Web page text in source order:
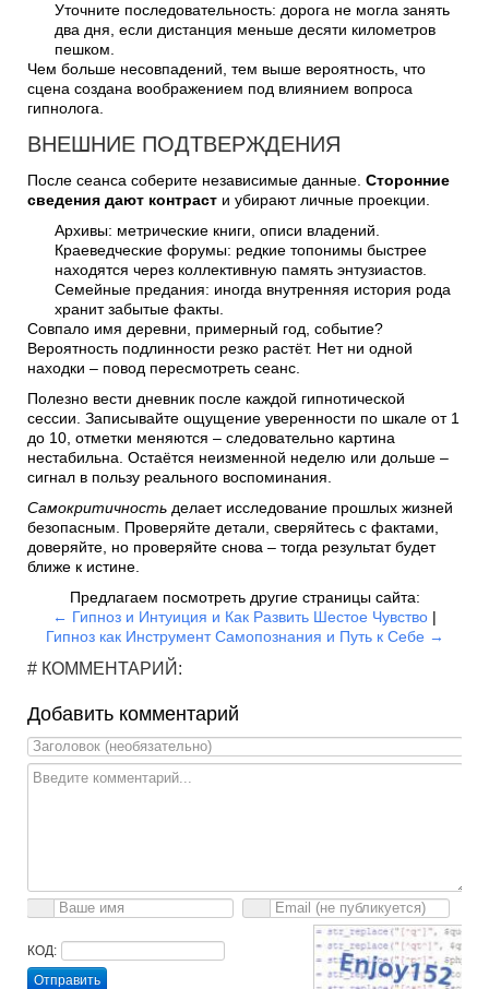
Уточните последовательность: дорога не могла занять
два дня, если дистанция меньше десяти километров
пешком.
Чем больше несовпадений, тем выше вероятность, что
сцена создана воображением под влиянием вопроса
гипнолога.
ВНЕШНИЕ ПОДТВЕРЖДЕНИЯ
После сеанса соберите независимые данные. Сторонние
сведения дают контраст и убирают личные проекции.
Архивы: метрические книги, описи владений.
Краеведческие форумы: редкие топонимы быстрее
находятся через коллективную память энтузиастов.
Семейные предания: иногда внутренняя история рода
хранит забытые факты.
Совпало имя деревни, примерный год, событие?
Вероятность подлинности резко растёт. Нет ни одной
находки – повод пересмотреть сеанс.
Полезно вести дневник после каждой гипнотической
сессии. Записывайте ощущение уверенности по шкале от 1
до 10, отметки меняются – следовательно картина
нестабильна. Остаётся неизменной неделю или дольше –
сигнал в пользу реального воспоминания.
Самокритичность делает исследование прошлых жизней
безопасным. Проверяйте детали, сверяйтесь с фактами,
доверяйте, но проверяйте снова – тогда результат будет
ближе к истине.
Предлагаем посмотреть другие страницы сайта:
← Гипноз и Интуиция и Как Развить Шестое Чувство |
Гипноз как Инструмент Самопознания и Путь к Себе →
# КОММЕНТАРИЙ:
Добавить комментарий
КОД:
Отправить